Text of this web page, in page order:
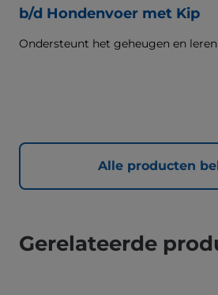
b/d Hondenvoer met Kip
Ondersteunt het geheugen en
Alle producten
Gerelateerde